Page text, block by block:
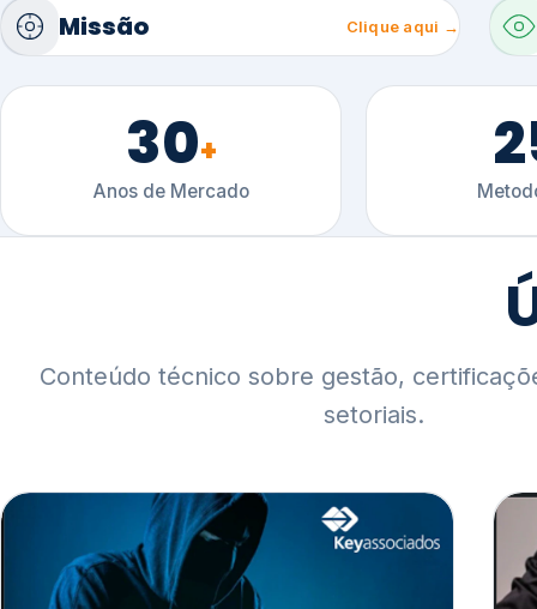
Missão Clique aqui →
30+
Anos de Mercado
Conteúdo técnico sobre gestão,
setoriais.